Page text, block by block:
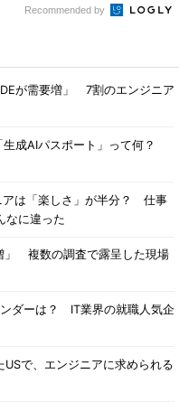
Recommended by
が需要増」 7割のエンジニア
成AIパスポート」って何？
アは「楽しさ」が半分？ 仕事
なに違った
」 複数の調査で露呈した現場
ダーは？ IT業界の就職人気企
USで、エンジニアに求められる